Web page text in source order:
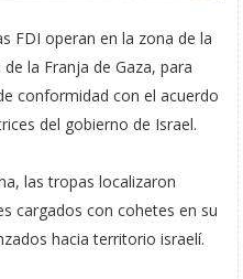
FDI operan en la zona de la
la Franja de Gaza, para
conformidad con el acuerdo
del gobierno de Israel.
las tropas localizaron
cargados con cohetes en su
hacia territorio israelí.